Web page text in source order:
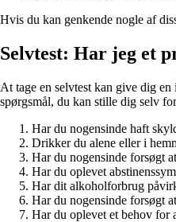
Hvis du kan genkende nogle af
Selvtest: Har jeg et
At tage en selvtest kan give dig
spørgsmål, du kan stille dig selv
Har du nogensinde haft
Drikker du alene eller i
Har du nogensinde forsøgt
Har du oplevet
Har dit alkoholforbrug
Har du nogensinde forsøgt
Har du oplevet et behov for